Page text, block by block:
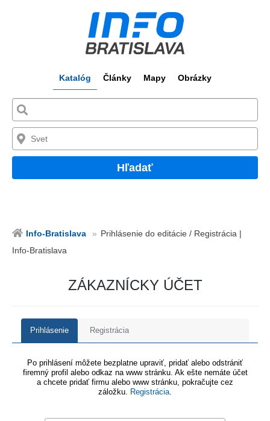
Katalóg Články Mapy Obrázky
Hľadať
Info-Bratislava
Prihlásenie do editácie / Registrácia |
Info-Bratislava
ZÁKAZNÍCKY ÚČET
Prihlásenie Registrácia
Po prihlásení môžete bezplatne upraviť, pridať alebo odstrániť
firemný profil alebo odkaz na www stránku. Ak ešte nemáte účet
a chcete pridať firmu alebo www stránku, pokračujte cez
záložku. Registrácia.